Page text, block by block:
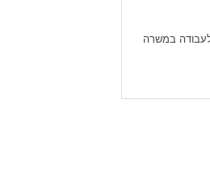
לעבודה במשרה